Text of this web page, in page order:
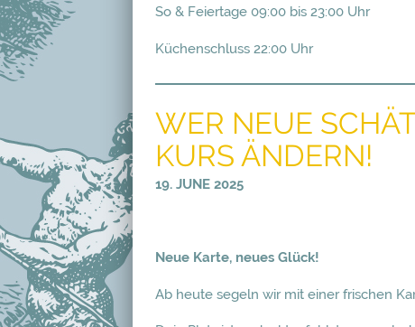
So & Feiertage 09:00 bis 23:00 Uhr
Küchenschluss 22:00 Uhr
WER NEUE
KURS ÄNDERN!
19. JUNE 2025
Neue Karte, neues Glück!
Ab heute segeln wir mit einer frischen